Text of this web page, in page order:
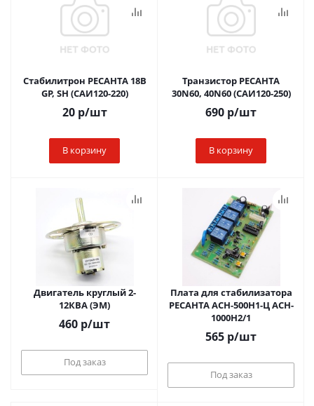
Стабилитрон РЕСАНТА 18B
GP, SH (САИ120-220)
20р/шт
В корзину
Транзистор РЕСАНТА
30N60, 40N60 (САИ120-250)
690 р/шт
В корзину
Двигатель круглый 2-
12КВА (ЭМ)
460 р/шт
Под заказ
Плата для стабилизатора
РЕСАНТА ACH-500H1-Ц ACH-
1000H2/1
565 р/шт
Под заказ